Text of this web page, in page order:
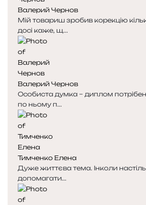
с
т
о
р
і
н
к
а
с
т
о
р
і
н
к
а
Валерий Чернов
Мій товариш зробив корекцію
досі каже, щ...
Валерий Чернов
Особиста думка – диплом
по ньому п...
Тимченко Елена
Дуже життєва тема. Інколи
допомагати...